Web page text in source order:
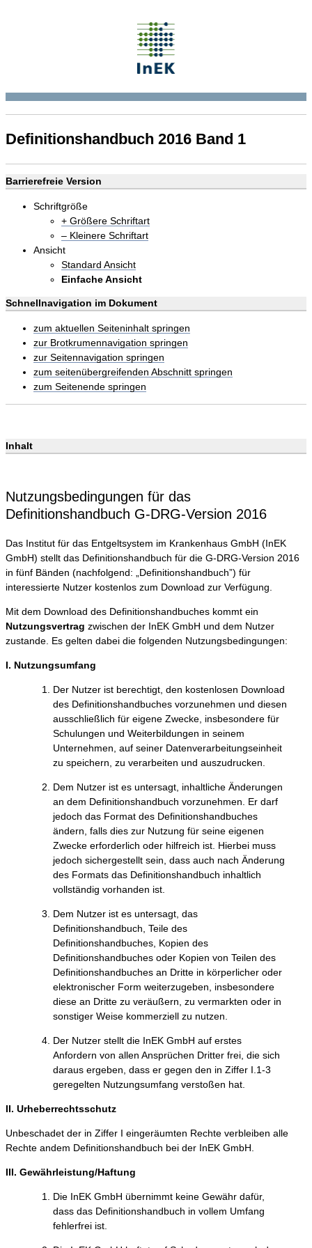
Definitionshandbuch 2016 Band 1
Barrierefreie Version
Schriftgröße
+ Größere Schriftart
– Kleinere Schriftart
Ansicht
Standard Ansicht
Einfache Ansicht
Schnellnavigation im Dokument
zum aktuellen Seiteninhalt springen
zur Brotkrumennavigation springen
zur Seitennavigation springen
zum seitenübergreifenden Abschnitt springen
zum Seitenende springen
Inhalt
Nutzungsbedingungen für das
Definitionshandbuch G-DRG-Version 2016
Das Institut für das Entgeltsystem im Krankenhaus GmbH (InEK
GmbH) stellt das Definitionshandbuch für die G-DRG-Version 2016
in fünf Bänden (nachfolgend: „Definitionshandbuch”) für
interessierte Nutzer kostenlos zum Download zur Verfügung.
Mit dem Download des Definitionshandbuches kommt ein
Nutzungsvertrag zwischen der InEK GmbH und dem Nutzer
zustande. Es gelten dabei die folgenden Nutzungsbedingungen:
I. Nutzungsumfang
Der Nutzer ist berechtigt, den kostenlosen Download
des Definitionshandbuches vorzunehmen und diesen
ausschließlich für eigene Zwecke, insbesondere für
Schulungen und Weiterbildungen in seinem
Unternehmen, auf seiner Datenverarbeitungseinheit
zu speichern, zu verarbeiten und auszudrucken.
Dem Nutzer ist es untersagt, inhaltliche Änderungen
an dem Definitionshandbuch vorzunehmen. Er darf
jedoch das Format des Definitionshandbuches
ändern, falls dies zur Nutzung für seine eigenen
Zwecke erforderlich oder hilfreich ist. Hierbei muss
jedoch sichergestellt sein, dass auch nach Änderung
des Formats das Definitionshandbuch inhaltlich
vollständig vorhanden ist.
Dem Nutzer ist es untersagt, das
Definitionshandbuch, Teile des
Definitionshandbuches, Kopien des
Definitionshandbuches oder Kopien von Teilen des
Definitionshandbuches an Dritte in körperlicher oder
elektronischer Form weiterzugeben, insbesondere
diese an Dritte zu veräußern, zu vermarkten oder in
sonstiger Weise kommerziell zu nutzen.
Der Nutzer stellt die InEK GmbH auf erstes
Anfordern von allen Ansprüchen Dritter frei, die sich
daraus ergeben, dass er gegen den in Ziffer I.1-3
geregelten Nutzungsumfang verstoßen hat.
II. Urheberrechtsschutz
Unbeschadet der in Ziffer I eingeräumten Rechte verbleiben alle
Rechte andem Definitionshandbuch bei der InEK GmbH.
III. Gewährleistung/Haftung
Die InEK GmbH übernimmt keine Gewähr dafür,
dass das Definitionshandbuch in vollem Umfang
fehlerfrei ist.